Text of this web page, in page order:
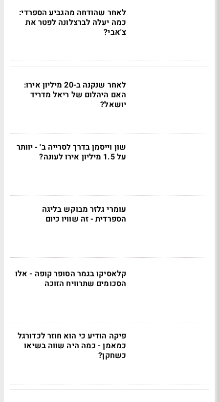
לאחר שהודחה מהגביע הספרדי:
כמה יעלה לברצלונה לפטר את
צ'אבי?
לאחר שנקנה ב-20 מיליון אירו:
האם היהלום של ריאל מדריד
יושאל?
שון וייסמן בדרך לסרייה ב' - יוותר
על 1.5 מיליון אירו לעונה?
עומרי גלזר מבוקש בליגה
הספרדית - זה שוויו כיום
קלאסיקו בגמר הסופר קופה - אלו
הסכומים שתרוויח הזוכה
פיקה הודיע כי הוא חוזר לכדורגל
כמאמן - כמה היה שווה בשיאו
כשחקן?